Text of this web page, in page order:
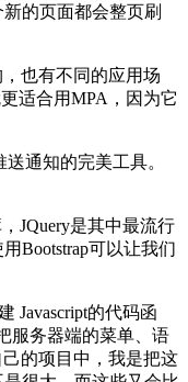
的页面都会整页刷
也有不同的应用场
适合用MPA，因为它
通知的完美工具。
JQuery是其中最流行
Bootstrap可以让我们
Javascript的代码函
服务器端的菜单、语
的项目中，我是把这